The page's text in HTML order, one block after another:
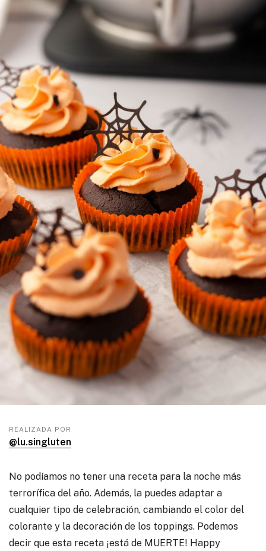
REALIZADA POR
@lu.singluten
No podíamos no tener una receta para la noche más
terrorífica del año. Además, la puedes adaptar a
cualquier tipo de celebración, cambiando el color del
colorante y la decoración de los toppings. Podemos
decir que esta receta ¡está de MUERTE! Happy